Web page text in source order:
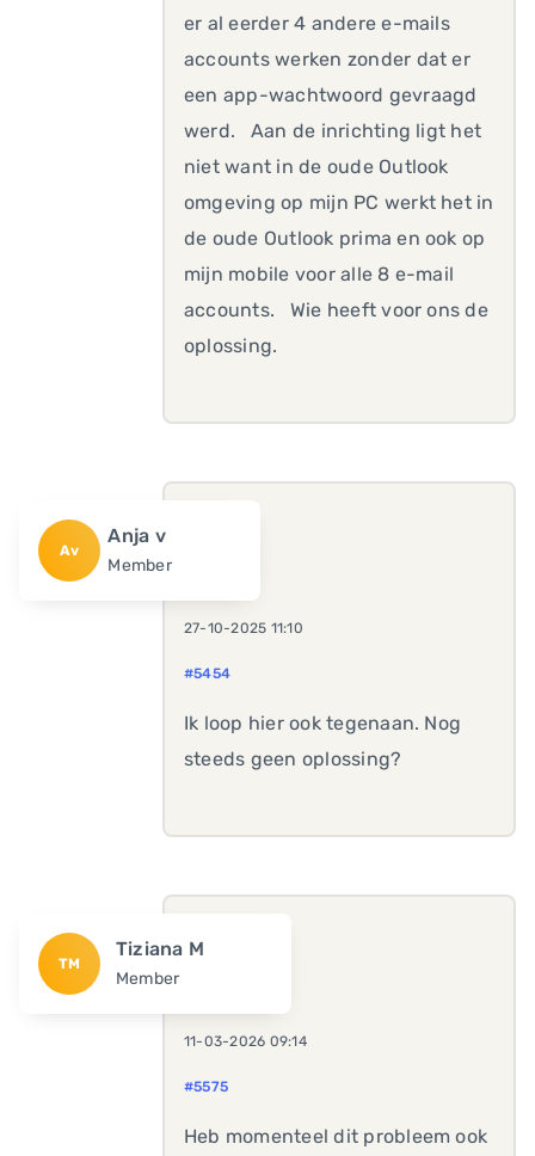
er al eerder 4 andere e-mails
accounts werken zonder dat er
een app-wachtwoord gevraagd
werd. Aan de inrichting ligt het
niet want in de oude Outlook
omgeving op mijn PC werkt het in
de oude Outlook prima en ook op
mijn mobile voor alle 8 e-mail
accounts. Wie heeft voor ons de
oplossing.
Av
Anja v
Member
27-10-2025 11:10
#5454
Ik loop hier ook tegenaan. Nog
steeds geen oplossing?
TM
Tiziana M
Member
11-03-2026 09:14
#5575
Heb momenteel dit probleem ook